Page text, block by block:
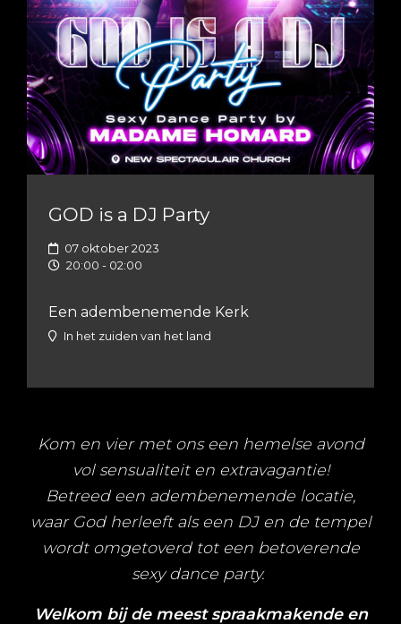
GOD is a DJ Party
07 oktober 2023
20:00 - 02:00
Een adembenemende Kerk
In het zuiden van het land
Kom en vier met ons een hemelse avond
vol sensualiteit en extravagantie!
Betreed een adembenemende locatie,
waar God herleeft als een DJ en de tempel
wordt omgetoverd tot een betoverende
sexy dance party.
Welkom bij de meest spraakmakende en